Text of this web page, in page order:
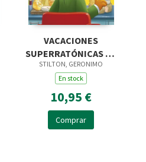
VACACIONES
SUPERRATÓNICAS 2.º
PRIMARIA
STILTON, GERONIMO
En stock
10,95 €
Comprar